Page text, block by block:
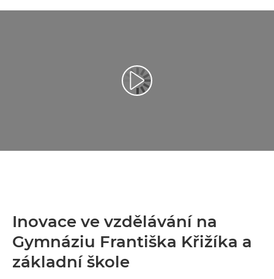
Přehrát video
Inovace ve vzdělávání na
Gymnáziu Františka Křižíka a
základní škole